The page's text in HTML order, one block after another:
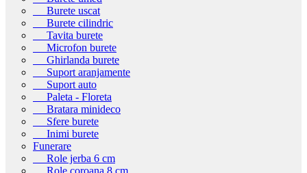
Burete uscat
Burete cilindric
Tavita burete
Microfon burete
Ghirlanda burete
Suport aranjamente
Suport auto
Paleta - Floreta
Bratara minideco
Sfere burete
Inimi burete
Funerare
Role jerba 6 cm
Role coroana 8 cm